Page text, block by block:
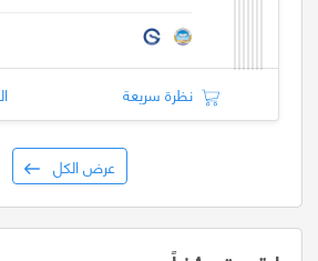
نظرة سريعة
عرض الكل